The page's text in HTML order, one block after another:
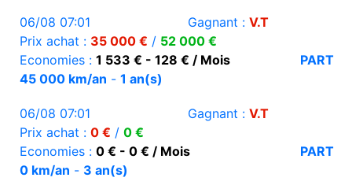
06/08 07:01 Gagnant : V.T
Prix achat : 35 000 € / 52 000 €
Economies : 1 533 € - 128 € / Mois
PART
45 000 km/an - 1 an(s)
06/08 07:01 Gagnant : V.T
Prix achat : 0 € / 0 €
Economies : 0 € - 0 € / Mois
PART
0 km/an - 3 an(s)